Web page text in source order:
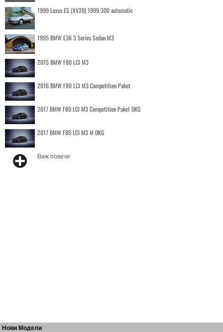
1999 Lexus ES (XV20) 1999 300 automatic
1995 BMW E36 3 Series Sedan M3
2015 BMW F80 LCI M3
2016 BMW F80 LCI M3 Competition Paket
2017 BMW F80 LCI M3 Competition Paket DKG
2017 BMW F80 LCI M3 M DKG
Виж повече
Нови Модели